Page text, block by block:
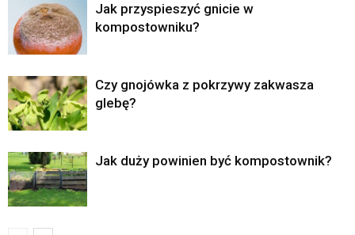
Jak przyspieszyć gnicie w
kompostowniku?
Czy gnojówka z pokrzywy zakwasza
glebę?
Jak duży powinien być kompostownik?